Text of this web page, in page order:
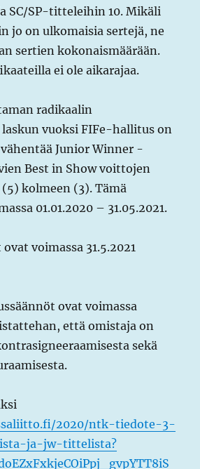
SC/SP-titteleihin 10. Mikäli
jo on ulkomaisia sertejä, ne
sertien kokonaismäärään.
ei ole aikarajaa.
radikaalin
vuoksi FIFe-hallitus on
Junior Winner -
Best in Show voittojen
kolmeen (3). Tämä
01.01.2020 – 31.05.2021.
voimassa 31.5.2021
ovat voimassa
että omistaja on
sekä
2020/ntk-tiedote-3-
ja-jw-tittelista?